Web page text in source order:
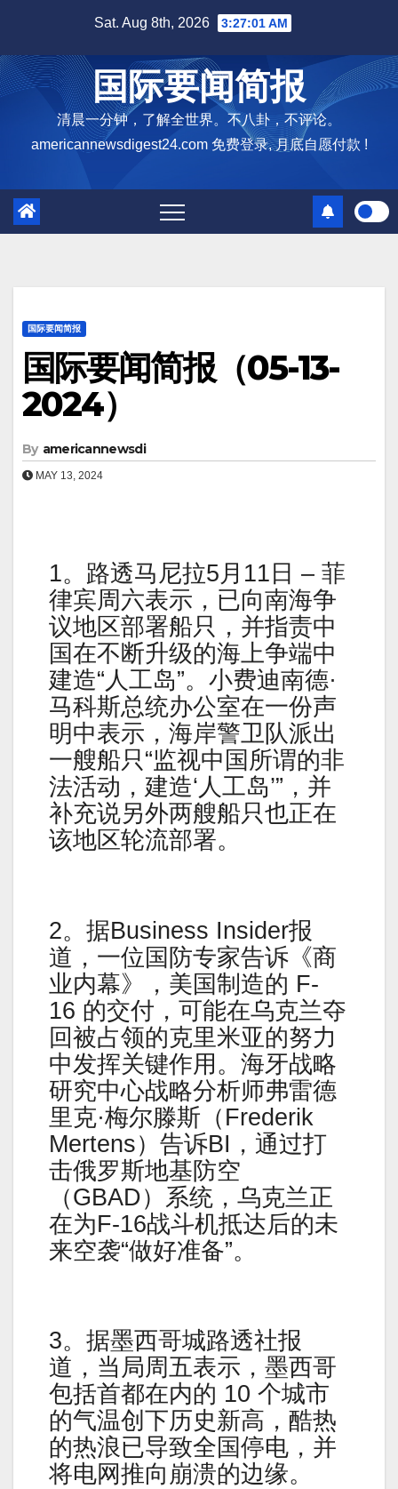
content
Sat. Aug 8th, 2026 3:27:02 AM
国际要闻简报
清晨一分钟，了解全世界。不八卦，不评论。
americannewsdigest24.com 免费登录, 月底自愿付款 !
国际要闻简报
国际要闻简报（05-13-
2024）
By americannewsdi
MAY 13, 2024
1。路透马尼拉5月11日 – 菲
律宾周六表示，已向南海争
议地区部署船只，并指责中
国在不断升级的海上争端中
建造“人工岛”。小费迪南德·
马科斯总统办公室在一份声
明中表示，海岸警卫队派出
一艘船只“监视中国所谓的非
法活动，建造‘人工岛’”，并
补充说另外两艘船只也正在
该地区轮流部署。
2。据Business Insider报
道，一位国防专家告诉《商
业内幕》，美国制造的 F-
16 的交付，可能在乌克兰夺
回被占领的克里米亚的努力
中发挥关键作用。海牙战略
研究中心战略分析师弗雷德
里克·梅尔滕斯（Frederik
Mertens）告诉BI，通过打
击俄罗斯地基防空
（GBAD）系统，乌克兰正
在为F-16战斗机抵达后的未
来空袭“做好准备”。
3。据墨西哥城路透社报
道，当局周五表示，墨西哥
包括首都在内的 10 个城市
的气温创下历史新高，酷热
的热浪已导致全国停电，并
将电网推向崩溃的边缘。